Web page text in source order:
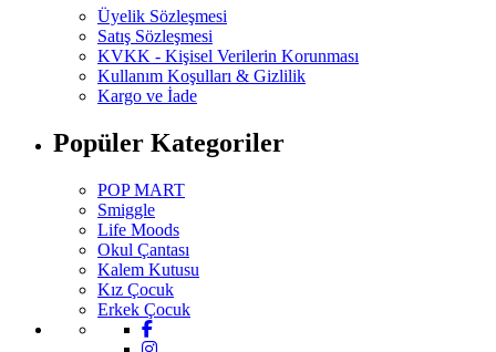
Üyelik Sözleşmesi
Satış Sözleşmesi
KVKK - Kişisel Verilerin Korunması
Kullanım Koşulları & Gizlilik
Kargo ve İade
Popüler Kategoriler
POP MART
Smiggle
Life Moods
Okul Çantası
Kalem Kutusu
Kız Çocuk
Erkek Çocuk